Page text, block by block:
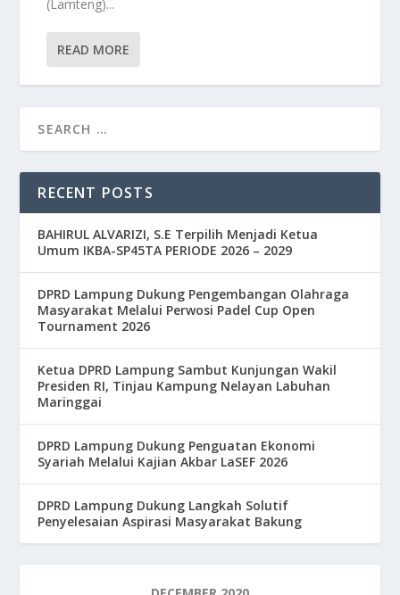
(Lamteng)...
READ MORE
RECENT POSTS
BAHIRUL ALVARIZI, S.E Terpilih Menjadi Ketua
Umum IKBA-SP45TA PERIODE 2026 – 2029
DPRD Lampung Dukung Pengembangan Olahraga
Masyarakat Melalui Perwosi Padel Cup Open
Tournament 2026
Ketua DPRD Lampung Sambut Kunjungan Wakil
Presiden RI, Tinjau Kampung Nelayan Labuhan
Maringgai
DPRD Lampung Dukung Penguatan Ekonomi
Syariah Melalui Kajian Akbar LaSEF 2026
DPRD Lampung Dukung Langkah Solutif
Penyelesaian Aspirasi Masyarakat Bakung